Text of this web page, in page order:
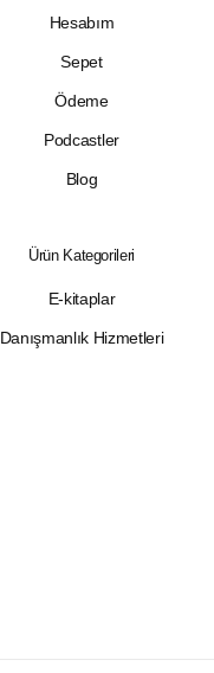
Hesabım
Sepet
Ödeme
Podcastler
Blog
Ürün Kategorileri
E-kitaplar
Danışmanlık Hizmetleri